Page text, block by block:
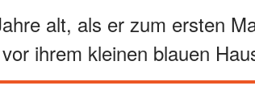
alt, als er zum ersten
ihrem kleinen blauen